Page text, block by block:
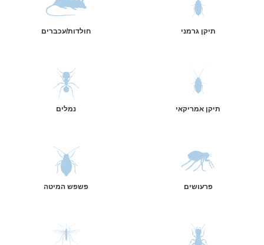
תיקן גרמני חולדות/עכברים
תיקן אמריקאי נמלים
פרעושים פשפש המיטה